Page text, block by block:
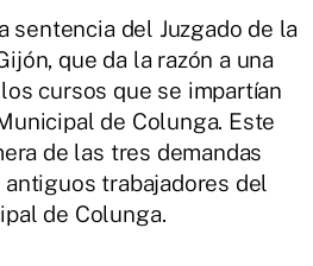
sentencia del Juzgado de la
que da la razón a una
cursos que se impartían
de Colunga. Este
de las tres demandas
trabajadores del
de Colunga.